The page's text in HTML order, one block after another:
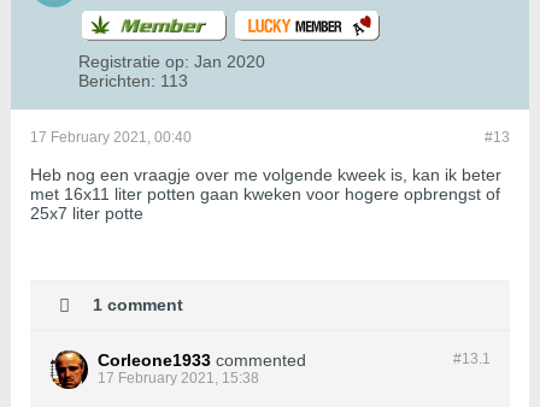
Registratie op: Jan 2020
Berichten: 113
#13
17 February 2021, 00:40
Heb nog een vraagje over me volgende kweek is, kan ik beter
met 16x11 liter potten gaan kweken voor hogere opbrengst of
25x7 liter potte
1 comment
#13.1
Corleone1933 commented
17 February 2021, 15:38